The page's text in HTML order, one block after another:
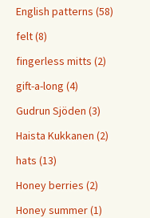
English patterns (58)
felt (8)
fingerless mitts (2)
gift-a-long (4)
Gudrun Sjöden (3)
Haista Kukkanen (2)
hats (13)
Honey berries (2)
Honey summer (1)